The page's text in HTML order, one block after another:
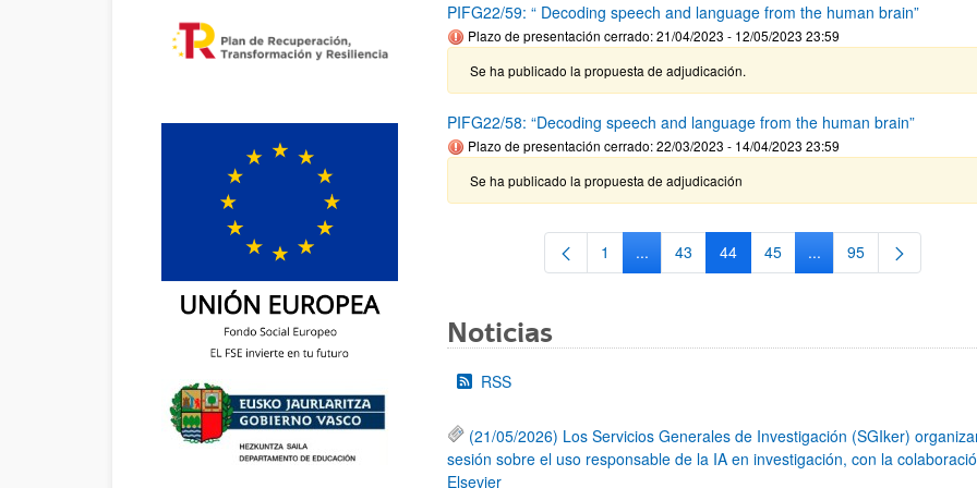
PIFG22/59: “ Decoding speech and language from the human brain”
Plazo de presentación cerrado: 21/04/2023 - 12/05/2023 23:59
Se ha publicado la propuesta de adjudicación.
PIFG22/58: “Decoding speech and language from the human brain”
Plazo de presentación cerrado: 22/03/2023 - 14/04/2023 23:59
Se ha publicado la propuesta de adjudicación
Página
1 ...Páginas intermedias Use TAB para desplazarse.
Página
43 Página
44 Página
45 ...Páginas intermedias
Página
95
Noticias
RSS
(21/05/2026) Los Servicios Generales de Investigación (SGIker)
sesión sobre el uso responsable de la IA en investigación, con la
Elsevier